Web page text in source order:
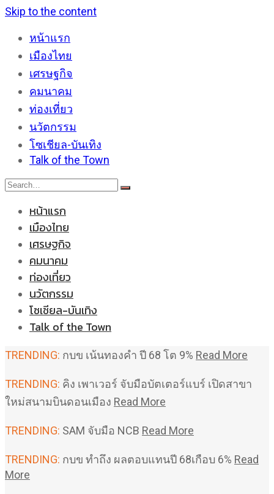
Skip to the content
หน้าแรก
เมืองไทย
เศรษฐกิจ
คมนาคม
ท่องเที่ยว
นวัตกรรม
โซเชียล-บันเทิง
Talk of the Town
หน้าแรก
เมืองไทย
เศรษฐกิจ
คมนาคม
ท่องเที่ยว
นวัตกรรม
โซเชียล-บันเทิง
Talk of the Town
TRENDING: กบข เน้นทองคำ ปี 68 โต 9% Read More
TRENDING: คิง เพาเวอร์ จับมือบัตเตอร์แบร์ เปิดสาขา
ใหม่สนามบินดอนเมือง Read More
TRENDING: SAM จับมือ NCB Read More
TRENDING: กบข ทำถึง ผลตอบแทนปี 68เกือบ 6% Read
More